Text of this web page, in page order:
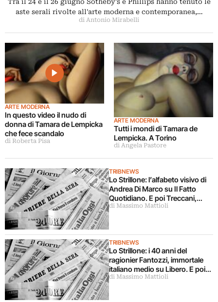
aste serali rivolte all'arte moderna e contemporanea,…
di Antonio Mirabelli
ARTE MODERNA
In questo video il nudo di
donna di Tamara de Lempicka
che fece scandalo
di Roberta Pisa
ARTE MODERNA
Tutti i mondi di Tamara de
Lempicka. A Torino
di Angela Pastore
TRIBNEWS
Lo Strillone: l’alfabeto visivo di
Andrea Di Marco su Il Fatto
Quotidiano. E poi Treccani,
nuovo Museo Egizio, mostre a
di Massimo Mattioli
TRIBNEWS
Lo Strillone: i 40 anni del
ragionier Fantozzi, immortale
italiano medio su Libero. E poi
l’Unità, Tamara de Lempicka,
di Massimo Mattioli